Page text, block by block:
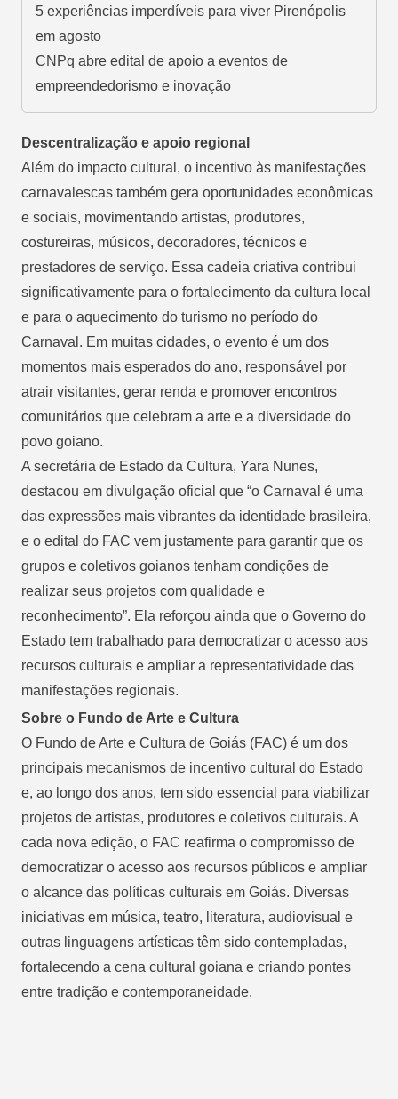
5 experiências imperdíveis para viver Pirenópolis
em agosto
CNPq abre edital de apoio a eventos de
empreendedorismo e inovação
Descentralização e apoio regional
Além do impacto cultural, o incentivo às manifestações
carnavalescas também gera oportunidades econômicas
e sociais, movimentando artistas, produtores,
costureiras, músicos, decoradores, técnicos e
prestadores de serviço. Essa cadeia criativa contribui
significativamente para o fortalecimento da cultura local
e para o aquecimento do turismo no período do
Carnaval. Em muitas cidades, o evento é um dos
momentos mais esperados do ano, responsável por
atrair visitantes, gerar renda e promover encontros
comunitários que celebram a arte e a diversidade do
povo goiano.
A secretária de Estado da Cultura, Yara Nunes,
destacou em divulgação oficial que “o Carnaval é uma
das expressões mais vibrantes da identidade brasileira,
e o edital do FAC vem justamente para garantir que os
grupos e coletivos goianos tenham condições de
realizar seus projetos com qualidade e
reconhecimento”. Ela reforçou ainda que o Governo do
Estado tem trabalhado para democratizar o acesso aos
recursos culturais e ampliar a representatividade das
manifestações regionais.
Sobre o Fundo de Arte e Cultura
O Fundo de Arte e Cultura de Goiás (FAC) é um dos
principais mecanismos de incentivo cultural do Estado
e, ao longo dos anos, tem sido essencial para viabilizar
projetos de artistas, produtores e coletivos culturais. A
cada nova edição, o FAC reafirma o compromisso de
democratizar o acesso aos recursos públicos e ampliar
o alcance das políticas culturais em Goiás. Diversas
iniciativas em música, teatro, literatura, audiovisual e
outras linguagens artísticas têm sido contempladas,
fortalecendo a cena cultural goiana e criando pontes
entre tradição e contemporaneidade.